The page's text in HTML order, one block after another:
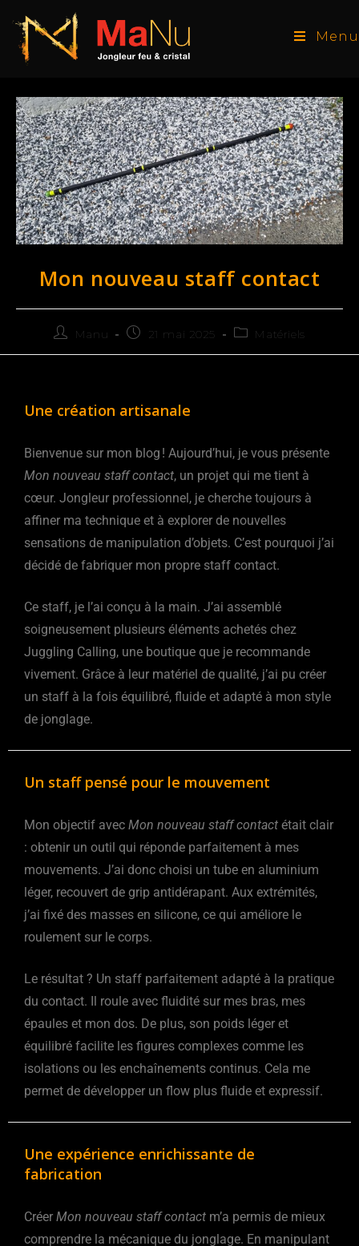
Menu
Mon nouveau staff contact
Manu 21 mai 2025 Matériels
Une création artisanale
Bienvenue sur mon blog ! Aujourd’hui, je vous présente
Mon nouveau staff contact, un projet qui me tient à
cœur. Jongleur professionnel, je cherche toujours à
affiner ma technique et à explorer de nouvelles
sensations de manipulation d’objets. C’est pourquoi j’ai
décidé de fabriquer mon propre staff contact.
Ce staff, je l’ai conçu à la main. J’ai assemblé
soigneusement plusieurs éléments achetés chez
Juggling Calling, une boutique que je recommande
vivement. Grâce à leur matériel de qualité, j’ai pu créer
un staff à la fois équilibré, fluide et adapté à mon style
de jonglage.
Un staff pensé pour le mouvement
Mon objectif avec Mon nouveau staff contact était clair
: obtenir un outil qui réponde parfaitement à mes
mouvements. J’ai donc choisi un tube en aluminium
léger, recouvert de grip antidérapant. Aux extrémités,
j’ai fixé des masses en silicone, ce qui améliore le
roulement sur le corps.
Le résultat ? Un staff parfaitement adapté à la pratique
du contact. Il roule avec fluidité sur mes bras, mes
épaules et mon dos. De plus, son poids léger et
équilibré facilite les figures complexes comme les
isolations ou les enchaînements continus. Cela me
permet de développer un flow plus fluide et expressif.
Une expérience enrichissante de
fabrication
Créer Mon nouveau staff contact m’a permis de mieux
comprendre la mécanique du jonglage. En manipulant